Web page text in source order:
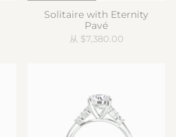
Solitaire with Eternity
Pavé
从 $7,380.00